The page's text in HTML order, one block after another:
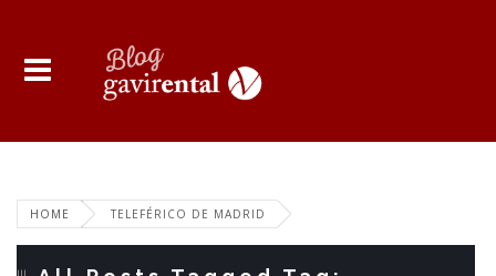
HOME TELEFÉRICO DE MADRID